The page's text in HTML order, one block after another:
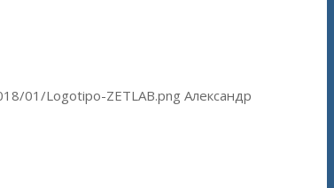
01/Logotipo-ZETLAB.png Александр